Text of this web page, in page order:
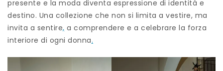
presente e la moda diventa espressione di identità e
destino. Una collezione che non si limita a vestire, ma
invita a sentire, a comprendere e a celebrare la forza
interiore di ogni donna.